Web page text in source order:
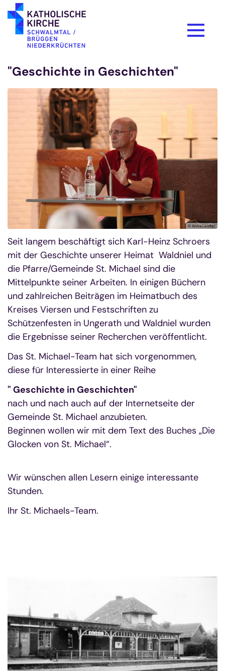
Zum Inhalt springen
"Geschichte in Geschichten"
© Anna Leister
Seit langem beschäftigt sich Karl-Heinz Schroers
mit der Geschichte unserer Heimat Waldniel und
die Pfarre/Gemeinde St. Michael sind die
Mittelpunkte seiner Arbeiten. In einigen Büchern
und zahlreichen Beiträgen im Heimatbuch des
Kreises Viersen und Festschriften zu
Schützenfesten in Ungerath und Waldniel wurden
die Ergebnisse seiner Recherchen veröffentlicht.
Das St. Michael-Team hat sich vorgenommen,
diese für Interessierte in einer Reihe
" Geschichte in Geschichten"
nach und nach auch auf der Internetseite der
Gemeinde St. Michael anzubieten.
Beginnen wollen wir mit dem Text des Buches „Die
Glocken von St. Michael“.
Wir wünschen allen Lesern einige interessante
Stunden.
Ihr St. Michaels-Team.